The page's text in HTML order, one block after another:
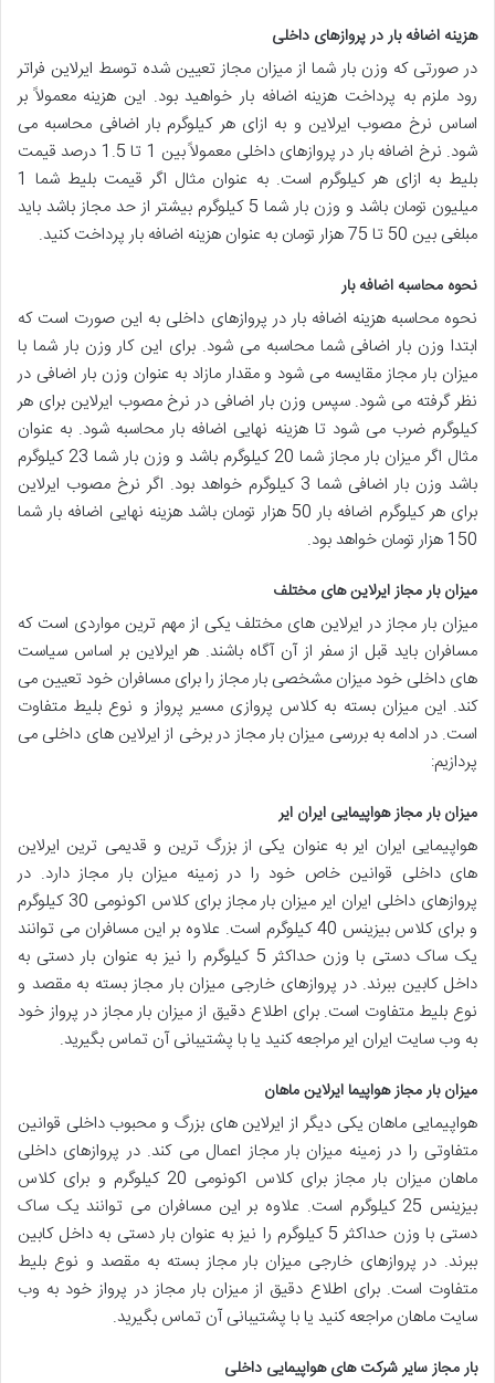
هزینه اضافه بار در پروازهای داخلی
در صورتی که وزن بار شما از میزان مجاز تعیین شده توسط ایرلاین فراتر
رود ملزم به پرداخت هزینه اضافه بار خواهید بود. این هزینه معمولاً بر
اساس نرخ مصوب ایرلاین و به ازای هر کیلوگرم بار اضافی محاسبه می
شود. نرخ اضافه بار در پروازهای داخلی معمولاً بین 1 تا 1.5 درصد قیمت
بلیط به ازای هر کیلوگرم است. به عنوان مثال اگر قیمت بلیط شما 1
میلیون تومان باشد و وزن بار شما 5 کیلوگرم بیشتر از حد مجاز باشد باید
مبلغی بین 50 تا 75 هزار تومان به عنوان هزینه اضافه بار پرداخت کنید.
نحوه محاسبه اضافه بار
نحوه محاسبه هزینه اضافه بار در پروازهای داخلی به این صورت است که
ابتدا وزن بار اضافی شما محاسبه می شود. برای این کار وزن بار شما با
میزان بار مجاز مقایسه می شود و مقدار مازاد به عنوان وزن بار اضافی در
نظر گرفته می شود. سپس وزن بار اضافی در نرخ مصوب ایرلاین برای هر
کیلوگرم ضرب می شود تا هزینه نهایی اضافه بار محاسبه شود. به عنوان
مثال اگر میزان بار مجاز شما 20 کیلوگرم باشد و وزن بار شما 23 کیلوگرم
باشد وزن بار اضافی شما 3 کیلوگرم خواهد بود. اگر نرخ مصوب ایرلاین
برای هر کیلوگرم اضافه بار 50 هزار تومان باشد هزینه نهایی اضافه بار شما
150 هزار تومان خواهد بود.
میزان بار مجاز ایرلاین های مختلف
میزان بار مجاز در ایرلاین های مختلف یکی از مهم ترین مواردی است که
مسافران باید قبل از سفر از آن آگاه باشند. هر ایرلاین بر اساس سیاست
های داخلی خود میزان مشخصی بار مجاز را برای مسافران خود تعیین می
کند. این میزان بسته به کلاس پروازی مسیر پرواز و نوع بلیط متفاوت
است. در ادامه به بررسی میزان بار مجاز در برخی از ایرلاین های داخلی می
پردازیم:
میزان بار مجاز هواپیمایی ایران ایر
هواپیمایی ایران ایر به عنوان یکی از بزرگ ترین و قدیمی ترین ایرلاین
های داخلی قوانین خاص خود را در زمینه میزان بار مجاز دارد. در
پروازهای داخلی ایران ایر میزان بار مجاز برای کلاس اکونومی 30 کیلوگرم
و برای کلاس بیزینس 40 کیلوگرم است. علاوه بر این مسافران می توانند
یک ساک دستی با وزن حداکثر 5 کیلوگرم را نیز به عنوان بار دستی به
داخل کابین ببرند. در پروازهای خارجی میزان بار مجاز بسته به مقصد و
نوع بلیط متفاوت است. برای اطلاع دقیق از میزان بار مجاز در پرواز خود
به وب سایت ایران ایر مراجعه کنید یا با پشتیبانی آن تماس بگیرید.
میزان بار مجاز هواپیما ایرلاین ماهان
هواپیمایی ماهان یکی دیگر از ایرلاین های بزرگ و محبوب داخلی قوانین
متفاوتی را در زمینه میزان بار مجاز اعمال می کند. در پروازهای داخلی
ماهان میزان بار مجاز برای کلاس اکونومی 20 کیلوگرم و برای کلاس
بیزینس 25 کیلوگرم است. علاوه بر این مسافران می توانند یک ساک
دستی با وزن حداکثر 5 کیلوگرم را نیز به عنوان بار دستی به داخل کابین
ببرند. در پروازهای خارجی میزان بار مجاز بسته به مقصد و نوع بلیط
متفاوت است. برای اطلاع دقیق از میزان بار مجاز در پرواز خود به وب
سایت ماهان مراجعه کنید یا با پشتیبانی آن تماس بگیرید.
بار مجاز سایر شرکت های هواپیمایی داخلی